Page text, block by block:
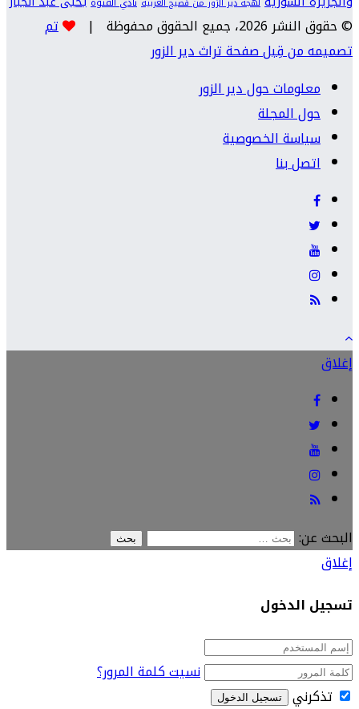
© حقوق النشر 2026، جميع الحقوق محفوظة |
تم
تصميمه من قِبل صفحة تراث دير الزور
معلومات حول دير الزور
حول المجلة
سياسة الخصوصية
اتصل بنا
إغلاق
البحث عن:
إغلاق
تسجيل الدخول
نسيت كلمة المرور؟
تذكرني
تسجيل الدخول